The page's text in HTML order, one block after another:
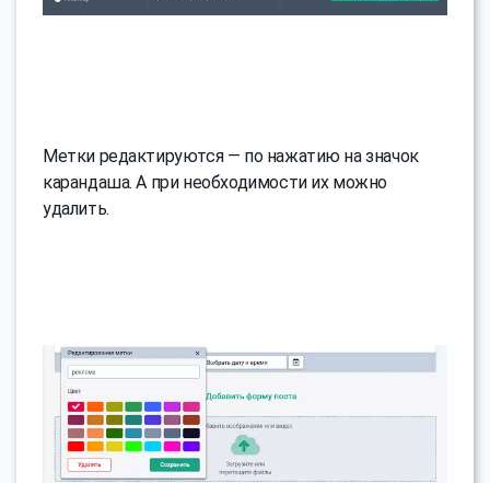
Метки редактируются — по нажатию на значок
карандаша. А при необходимости их можно
удалить.